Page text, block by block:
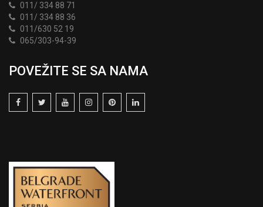
011/ 334 88 71
011/ 334 88 36
011/630 52 19
065/303-94-39
POVEŽITE SE SA NAMA